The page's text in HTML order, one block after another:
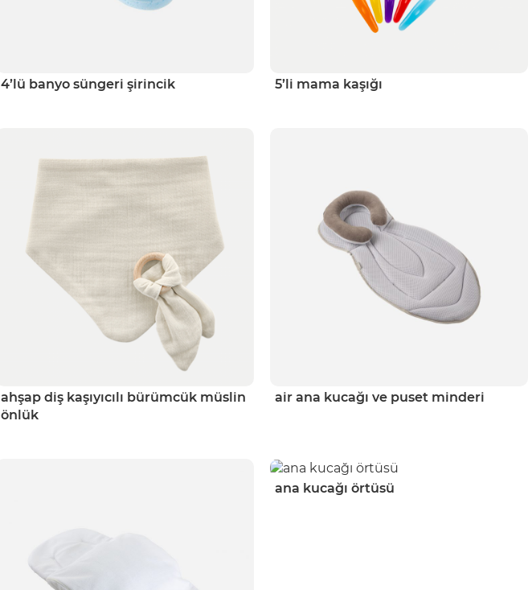
4’lü banyo süngeri şirincik 5’li mama kaşığı
ahşap diş kaşıyıcılı bürümcük müslin
önlük
air ana kucağı ve puset minderi
ana kucağı örtüsü